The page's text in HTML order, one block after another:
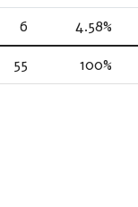
4.58%
6
100%
55